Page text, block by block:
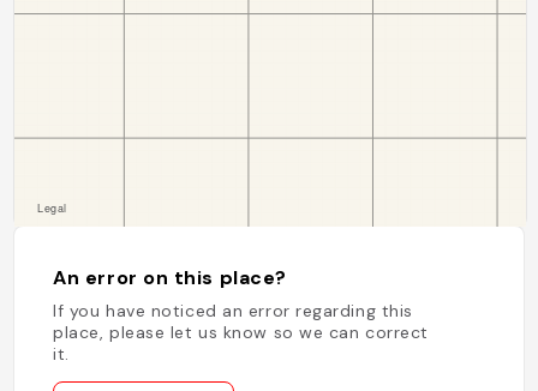
An error on this place?
If you have noticed an error regarding this
place, please let us know so we can correct
it.